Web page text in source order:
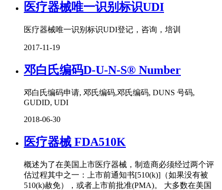
医疗器械唯一识别标识UDI
医疗器械唯一识别标识UDI登记，咨询，培训
2017-11-19
邓白氏编码D-U-N-S® Number
邓白氏编码申请, 邓氏编码,邓氏编码, DUNS 号码,
GUDID, UDI
2018-06-30
医疗器械 FDA510K
概述为了在美国上市医疗器械，制造商必须经过两个评
估过程其中之一：上市前通知书[510(k)]（如果没有被
510(k)赦免），或者上市前批准(PMA)。 大多数在美国